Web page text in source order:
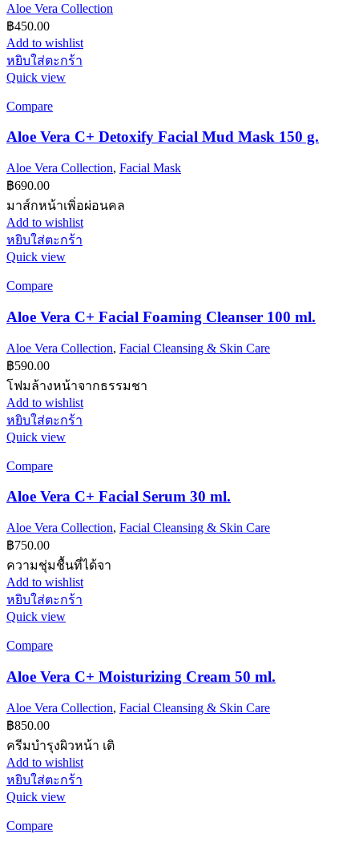
Aloe Vera Collection
฿450.00
Add to wishlist
หยิบใส่ตะกร้า
Quick view
Compare
Aloe Vera C+ Detoxify Facial Mud Mask 150 g.
Aloe Vera Collection, Facial Mask
฿690.00
มาส์กหน้าเพิ่อผ่อนคล
Add to wishlist
หยิบใส่ตะกร้า
Quick view
Compare
Aloe Vera C+ Facial Foaming Cleanser 100 ml.
Aloe Vera Collection, Facial Cleansing & Skin Care
฿590.00
โฟมล้างหน้าจากธรรมชา
Add to wishlist
หยิบใส่ตะกร้า
Quick view
Compare
Aloe Vera C+ Facial Serum 30 ml.
Aloe Vera Collection, Facial Cleansing & Skin Care
฿750.00
ความชุ่มชื้นที่ได้จา
Add to wishlist
หยิบใส่ตะกร้า
Quick view
Compare
Aloe Vera C+ Moisturizing Cream 50 ml.
Aloe Vera Collection, Facial Cleansing & Skin Care
฿850.00
ครีมบำรุงผิวหน้า เติ
Add to wishlist
หยิบใส่ตะกร้า
Quick view
Compare